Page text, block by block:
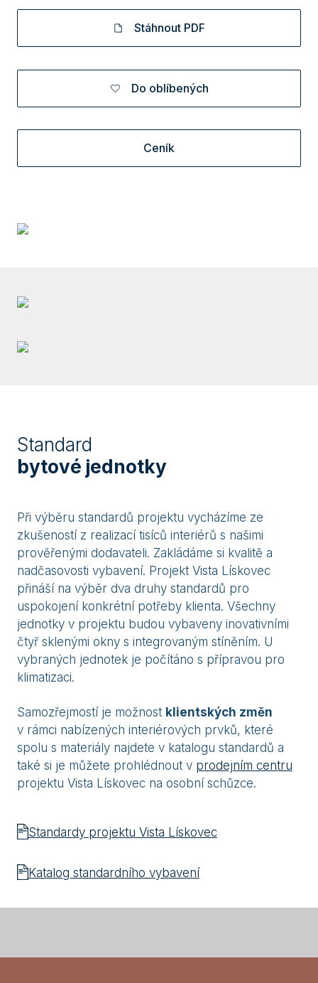
Stáhnout PDF
Do oblíbených
Ceník
Standard
bytové jednotky
Při výběru standardů projektu vycházíme ze
zkušeností z realizací tisíců interiérů s našimi
prověřenými dodavateli. Zakládáme si kvalitě a
nadčasovosti vybavení. Projekt Vista Lískovec
přináší na výběr dva druhy standardů pro
uspokojení konkrétní potřeby klienta. Všechny
jednotky v projektu budou vybaveny inovativními
čtyř sklenými okny s integrovaným stíněním. U
vybraných jednotek je počítáno s přípravou pro
klimatizaci.
Samozřejmostí je možnost klientských změn
v rámci nabízených interiérových prvků, které
spolu s materiály najdete v katalogu standardů a
také si je můžete prohlédnout v prodejním centru
projektu Vista Lískovec na osobní schůzce.
Standardy projektu Vista Lískovec
Katalog standardního vybavení